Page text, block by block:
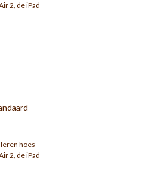
2, de iPad
leren hoes
2, de iPad